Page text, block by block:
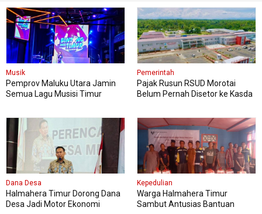
Musik
Pemprov Maluku Utara Jamin
Semua Lagu Musisi Timur
Pemerintah
Pajak Rusun RSUD Morotai
Belum Pernah Disetor ke Kasda
Dana Desa
Halmahera Timur Dorong Dana
Desa Jadi Motor Ekonomi
Kepedulian
Warga Halmahera Timur
Sambut Antusias Bantuan